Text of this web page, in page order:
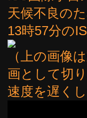
天候不良の
13時57分の
（上の画像
画として切
速度を遅く